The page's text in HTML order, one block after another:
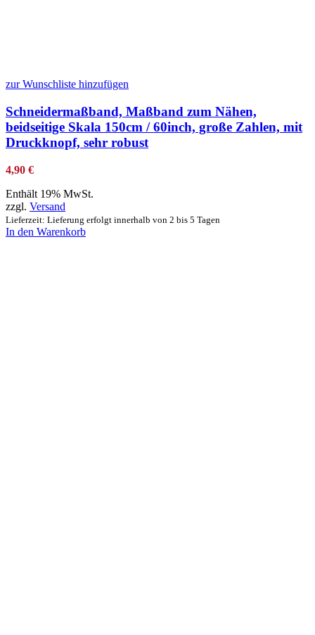
zur Wunschliste hinzufügen
Schneidermaßband, Maßband zum Nähen,
beidseitige Skala 150cm / 60inch, große Zahlen, mit
Druckknopf, sehr robust
4,90 €
Enthält 19% MwSt.
zzgl. Versand
Lieferzeit: Lieferung erfolgt innerhalb von 2 bis 5 Tagen
In den Warenkorb